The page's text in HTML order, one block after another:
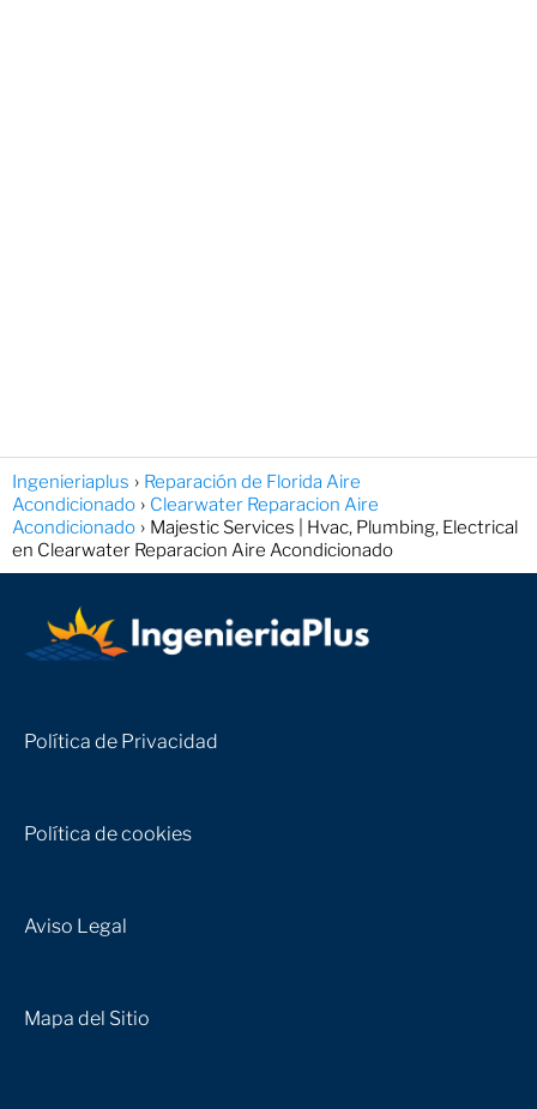
Ingenieriaplus
Reparación de Florida Aire
Acondicionado
Clearwater Reparacion Aire
Acondicionado
Majestic Services | Hvac, Plumbing, Electrical
en Clearwater Reparacion Aire Acondicionado
Política de Privacidad
Política de cookies
Aviso Legal
Mapa del Sitio